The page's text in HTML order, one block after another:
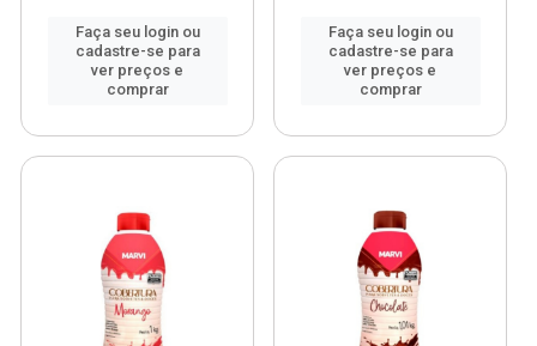
Faça seu login ou
cadastre-se para
ver preços e
comprar
Faça seu login ou
cadastre-se para
ver preços e
comprar